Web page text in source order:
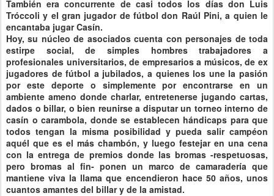
También era concurrente de casi todos los días don Luis
Tróccoli y el gran jugador de fútbol don Raúl Pini, a quien le
encantaba jugar Casín.
Hoy, su núcleo de asociados cuenta con personajes de toda
estirpe social, de simples hombres trabajadores a
profesionales universitarios, de empresarios a músicos, de ex
jugadores de fútbol a jubilados, a quienes los une la pasión
por este deporte o simplemente por encontrarse en un
ambiente ameno donde charlar, entretenerse jugando cartas,
dados o billar, o bien reunirse a disputar un torneo interno de
casín o carambola, donde se establecen hándicaps para que
todos tengan la misma posibilidad y pueda salir campéon
aquél que es el más chambón, y luego festejar en una cena
con la entrega de premios donde las bromas -respetuosas,
pero bromas al fin- ponen un marco de camaradería que
mantiene viva la llama que encendieron hace 50 años, unos
cuantos amantes del billar y de la amistad.